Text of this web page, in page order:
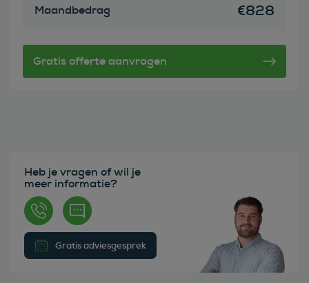
Maandbedrag €828
Heb je vragen of wil je
meer informatie?
Gratis adviesgesprek